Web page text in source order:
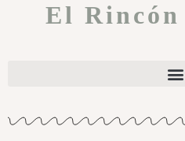
El Rincón